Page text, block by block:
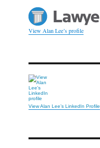
View Alan Lee’s profile
View Alan Lee’s LinkedIn Profile